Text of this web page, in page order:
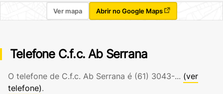
Ver mapa Abrir no Google Maps
Telefone C.f.c. Ab Serrana
O telefone de C.f.c. Ab Serrana é (61) 3043-... (ver
telefone).